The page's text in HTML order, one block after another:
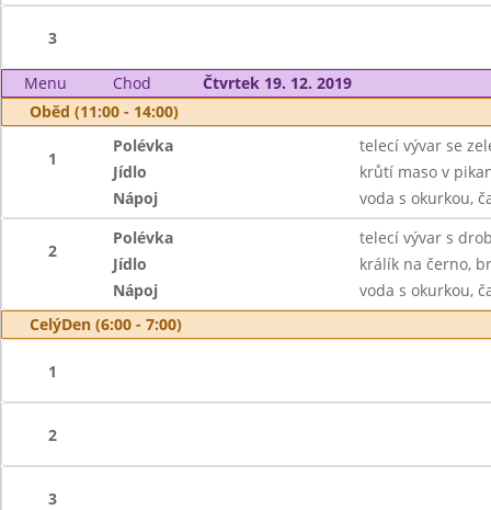
3
Menu Chod
Čtvrtek 19. 12. 2019
Oběd (11:00 - 14:00)
1
Polévka
telecí vývar se
Jídlo
krůtí maso v
Nápoj
voda s okurkou,
2
Polévka
telecí vývar s
Jídlo
králík na černo,
Nápoj
voda s okurkou,
CelýDen (6:00 - 7:00)
1
2
3